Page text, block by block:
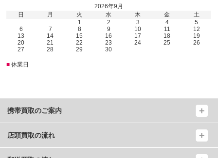
2026年9月
日
月 火 水 木 金
土
1
2 3 4
5
6
7 8 9 10 11
12
13
14 15 16 17 18
19
20
21 22 23 24 25
26
27
28 29 30
■ 休業日
携帯買取のご案内
店頭買取の流れ